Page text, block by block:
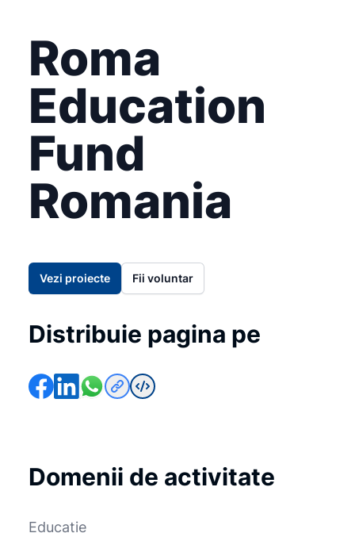
Roma
Education
Fund
Romania
Vezi proiecte Fii voluntar
Distribuie pagina pe
Domenii de activitate
Educație